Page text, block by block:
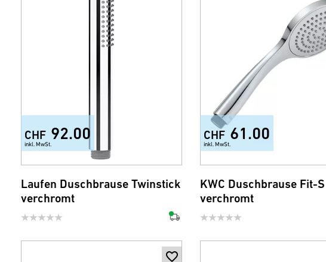
CHF 92.00
inkl. MwSt.
Laufen Duschbrause Twinstick
verchromt
CHF 61.00
inkl. MwSt.
KWC Duschbrause Fit-S
verchromt